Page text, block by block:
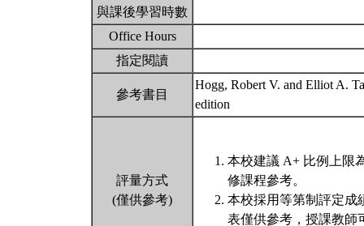
與課後學習時數
Office Hours
指定閱讀
參考書目
Hogg, Robert V. and Elliot A.
edition
評量方式
(僅供參考)
本校建議 A+ 比例上限
修課程參考。
本校採用等第制評定成
表僅供參考，授課教師